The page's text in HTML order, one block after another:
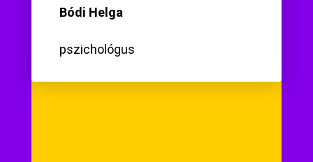
Bódi Helga
pszichológus